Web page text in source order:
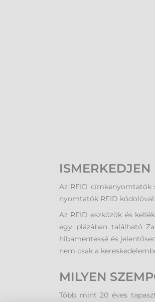
Az RFID címkenyomtatók
nyomtatók RFID
Az RFID eszközök és
egy plázában található
hibamentessé és
nem csak a
MILYEN
Több mint 20 éves